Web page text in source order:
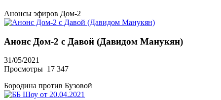
Анонсы эфиров Дом-2
Анонс Дом-2 с Давой (Давидом Манукян)
31/05/2021
Просмотры 17 347
Бородина против Бузовой